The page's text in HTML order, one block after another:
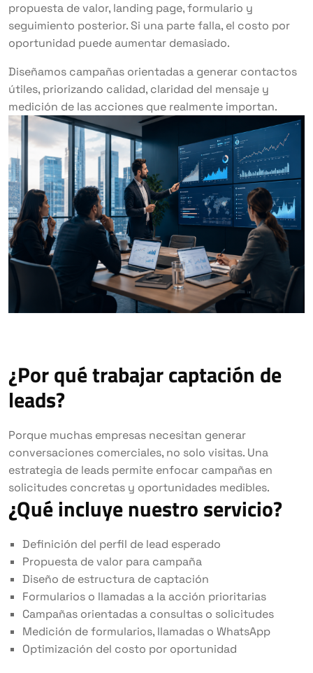
propuesta de valor, landing page, formulario y
seguimiento posterior. Si una parte falla, el costo por
oportunidad puede aumentar demasiado.
Diseñamos campañas orientadas a generar contactos
útiles, priorizando calidad, claridad del mensaje y
medición de las acciones que realmente importan.
¿Por qué trabajar captación de
leads?
Porque muchas empresas necesitan generar
conversaciones comerciales, no solo visitas. Una
estrategia de leads permite enfocar campañas en
solicitudes concretas y oportunidades medibles.
¿Qué incluye nuestro servicio?
Definición del perfil de lead esperado
Propuesta de valor para campaña
Diseño de estructura de captación
Formularios o llamadas a la acción prioritarias
Campañas orientadas a consultas o solicitudes
Medición de formularios, llamadas o WhatsApp
Optimización del costo por oportunidad